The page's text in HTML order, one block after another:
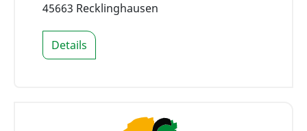
45663 Recklinghausen
Details